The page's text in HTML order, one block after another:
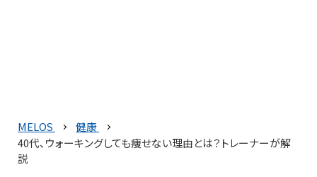
MELOS
健康
40代、ウォーキングしても痩せない理由とは？トレーナーが解
説